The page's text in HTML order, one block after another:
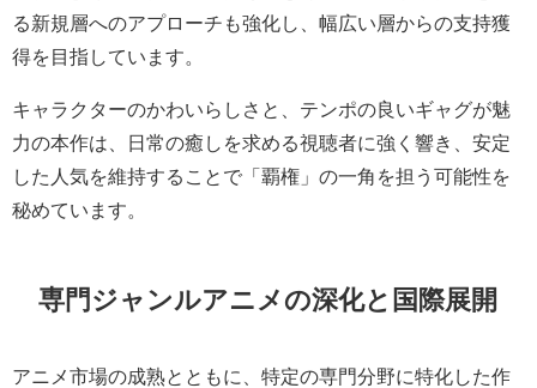
る新規層へのアプローチも強化し、幅広い層からの支持獲
得を目指しています。
キャラクターのかわいらしさと、テンポの良いギャグが魅
力の本作は、日常の癒しを求める視聴者に強く響き、安定
した人気を維持することで「覇権」の一角を担う可能性を
秘めています。
専門ジャンルアニメの深化と国際展開
アニメ市場の成熟とともに、特定の専門分野に特化した作